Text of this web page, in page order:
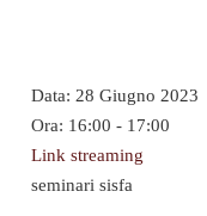
Attività
Pubblicazioni
Notizie
Data: 28 Giugno 2023
Ora: 16:00 - 17:00
Link streaming
seminari sisfa